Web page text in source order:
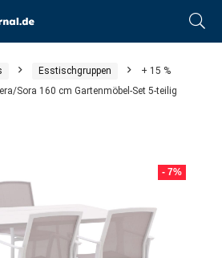
Esstischgruppen
+ 15 %
Sora 160 cm Gartenmöbel-Set 5-teilig
- 7%